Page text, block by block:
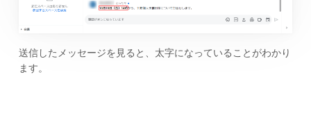
送信したメッセージを見ると、太字になっていることがわかり
ます。